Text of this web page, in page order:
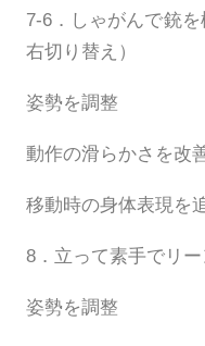
7-6．しゃがんで銃
右切り替え）
姿勢を調整
動作の滑らかさを改
移動時の身体表現を
8．立って素手でリー
姿勢を調整